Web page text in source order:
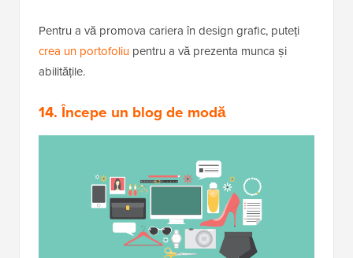
Pentru a vă promova cariera în design grafic, puteți
crea un portofoliu pentru a vă prezenta munca și
abilitățile.
14. Începe un blog de modă